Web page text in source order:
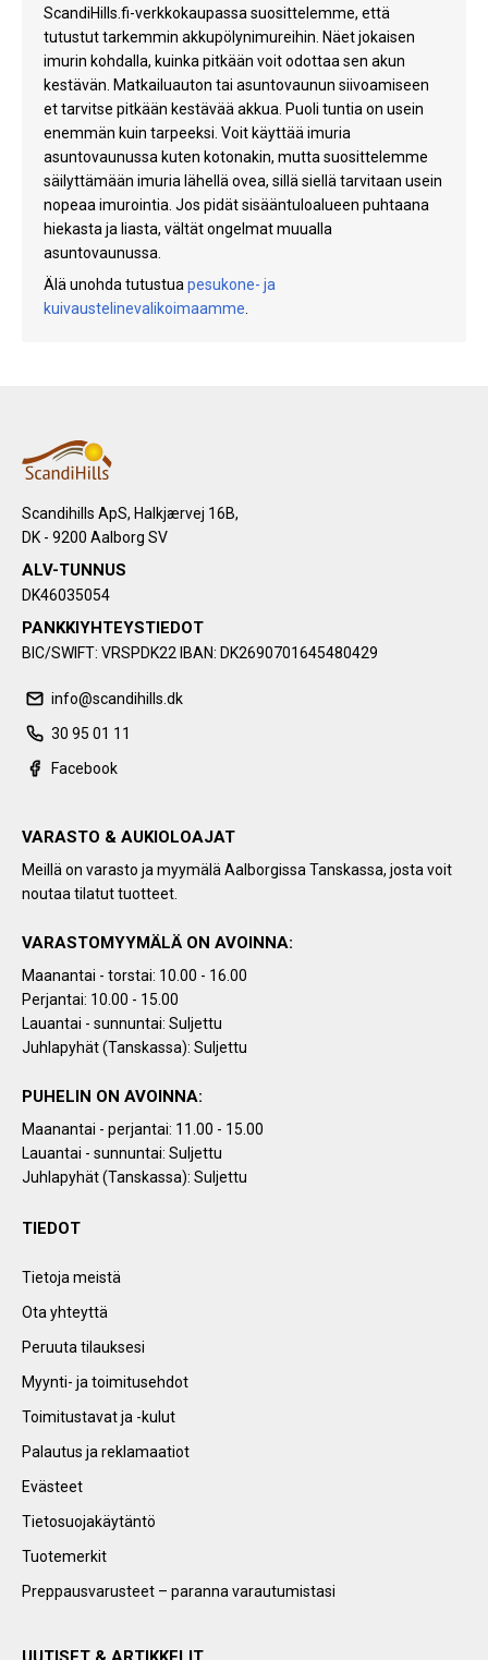
ScandiHills.fi-verkkokaupassa suosittelemme, että
tutustut tarkemmin akkupölynimureihin. Näet jokaisen
imurin kohdalla, kuinka pitkään voit odottaa sen akun
kestävän. Matkailuauton tai asuntovaunun siivoamiseen
et tarvitse pitkään kestävää akkua. Puoli tuntia on usein
enemmän kuin tarpeeksi. Voit käyttää imuria
asuntovaunussa kuten kotonakin, mutta suosittelemme
säilyttämään imuria lähellä ovea, sillä siellä tarvitaan usein
nopeaa imurointia. Jos pidät sisääntuloalueen puhtaana
hiekasta ja liasta, vältät ongelmat muualla
asuntovaunussa.
Älä unohda tutustuapesukone- ja
kuivaustelinevalikoimaamme.
Scandihills ApS, Halkjærvej 16B,
DK - 9200 Aalborg SV
ALV-TUNNUS
DK46035054
PANKKIYHTEYSTIEDOT
BIC/SWIFT: VRSPDK22 IBAN: DK2690701645480429
info@scandihills.dk
30 95 01 11
Facebook
VARASTO & AUKIOLOAJAT
Meillä on varasto ja myymälä Aalborgissa Tanskassa, josta voit
noutaa tilatut tuotteet.
VARASTOMYYMÄLÄ ON AVOINNA:
Maanantai - torstai: 10.00 - 16.00
Perjantai: 10.00 - 15.00
Lauantai - sunnuntai: Suljettu
Juhlapyhät (Tanskassa): Suljettu
PUHELIN ON AVOINNA:
Maanantai - perjantai: 11.00 - 15.00
Lauantai - sunnuntai: Suljettu
Juhlapyhät (Tanskassa): Suljettu
TIEDOT
Tietoja meistä
Ota yhteyttä
Peruuta tilauksesi
Myynti- ja toimitusehdot
Toimitustavat ja -kulut
Palautus ja reklamaatiot
Evästeet
Tietosuojakäytäntö
Tuotemerkit
Preppausvarusteet – paranna varautumistasi